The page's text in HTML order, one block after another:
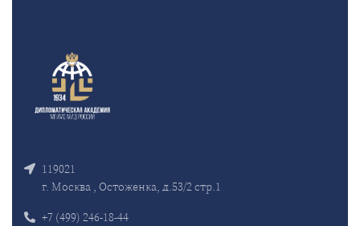
119021
г. Москва , Остоженка, д.53/2 стр.1
+7 (499) 246-18-44